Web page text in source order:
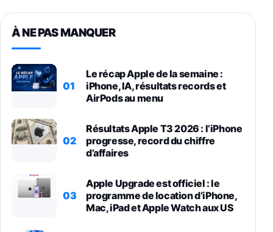
À NE PAS MANQUER
01
Le récap Apple de la semaine :
iPhone, IA, résultats records et
AirPods au menu
02
Résultats Apple T3 2026 : l’iPhone
progresse, record du chiffre
d’affaires
03
Apple Upgrade est officiel : le
programme de location d’iPhone,
Mac, iPad et Apple Watch aux US